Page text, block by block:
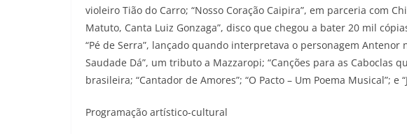
violeiro Tião do Carro; “Nosso Coração Caipira”, em parceria com
Matuto, Canta Luiz Gonzaga”, disco que chegou a bater 20 mil
“Pé de Serra”, lançado quando interpretava o personagem Antenor
Saudade Dá”, um tributo a Mazzaropi; “Canções para as Caboclas
brasileira; “Cantador de Amores”; “O Pacto – Um Poema Musical”; e
Programação artístico-cultural